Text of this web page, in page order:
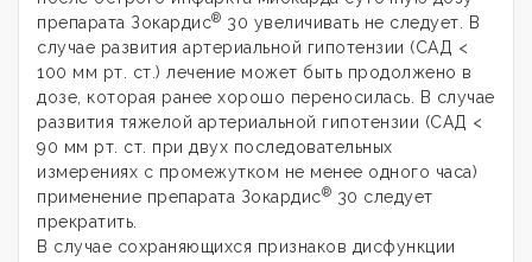
препарата Зокардис® 30 увеличивать не следует. В
случае развития артериальной гипотензии (САД <
100 мм рт. ст.) лечение может быть продолжено в
дозе, которая ранее хорошо переносилась. В случае
развития тяжелой артериальной гипотензии (САД <
90 мм рт. ст. при двух последовательных
измерениях с промежутком не менее одного часа)
применение препарата Зокардис® 30 следует
прекратить.
В случае сохраняющихся признаков дисфункции